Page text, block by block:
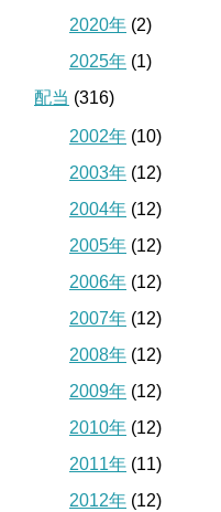
2020年 (2)
2025年 (1)
配当 (316)
2002年 (10)
2003年 (12)
2004年 (12)
2005年 (12)
2006年 (12)
2007年 (12)
2008年 (12)
2009年 (12)
2010年 (12)
2011年 (11)
2012年 (12)